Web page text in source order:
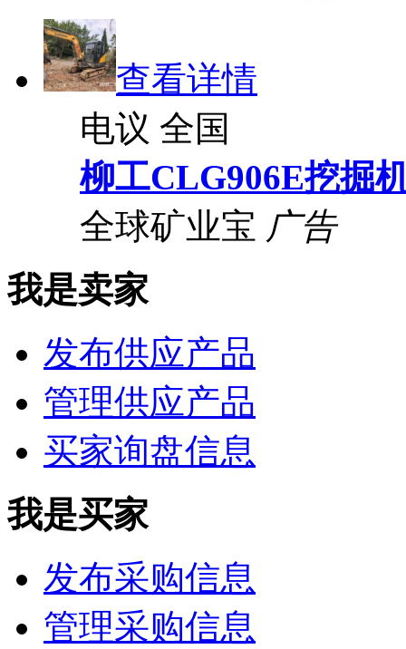
查看详情
电议 全国
柳工CLG906E挖掘
全球矿业宝 广告
我是卖家
发布供应产品
管理供应产品
买家询盘信息
我是买家
发布采购信息
管理采购信息